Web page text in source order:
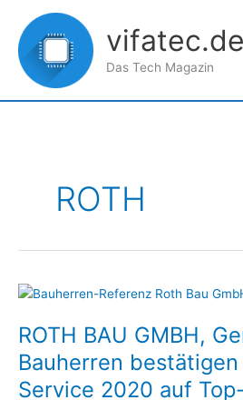
Inhalt
springen
vifatec.de
Das Tech Magazin
ROTH
ROTH BAU GMBH,
Bauherren
Service 2020 auf
ROTH
GMBH,
Germersheim:
Bauherren
bestätigen